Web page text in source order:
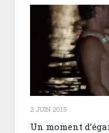
2 JUIN 2015
Un moment